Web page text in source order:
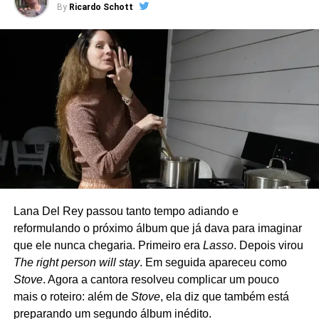
Criado em 2018, o grupo reúne integrantes e
colaboradores do Green Day em apresentações
pequenas, normalmente em clubes da Califórnia. A
formação original contava com Billie Joe Armstrong (voz e
guitarra), Mike Dirnt (baixo e voz), Jason White (guitarra),
Bill Schneider (baixo) e Chris Dugan (bateria) – Mike e
Jason são os únicos que fazem parte também do Green
Day, sendo que Jason atua como músico de turnê. Nos
últimos anos, porém, Dirnt deixou de participar dos
shows, e o The Coverups passou a atuar como quarteto.
O repertório é uma carta de amor ao rock e ao punk.
Clássicos de Ramones, David Bowie, The Clash, Cheap
Trick, Joan Jett, Tom Petty, Misfits, Nirvana, Rolling
Stones e até Strokes costumam aparecer nas
apresentações, que muitas vezes são anunciadas poucas
horas antes de acontecer. Diferentemente de outros
By Ricardo Schott
Lana Del Rey passou tanto tempo adiando e
reformulando o próximo álbum que já dava para imaginar
que ele nunca chegaria. Primeiro era Lasso. Depois virou
The right person will stay. Em seguida apareceu como
Stove. Agora a cantora resolveu complicar um pouco
mais o roteiro: além de Stove, ela diz que também está
preparando um segundo álbum inédito.